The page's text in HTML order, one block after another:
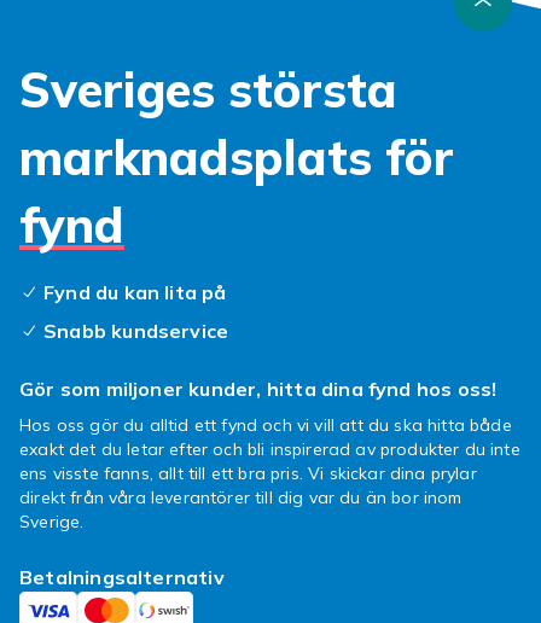
Sveriges största
marknadsplats för
fynd
Fynd du kan lita på
Snabb kundservice
Gör som miljoner kunder, hitta dina fynd hos oss!
Hos oss gör du alltid ett fynd och vi vill att du ska hitta både
exakt det du letar efter och bli inspirerad av produkter du inte
ens visste fanns, allt till ett bra pris. Vi skickar dina prylar
direkt från våra leverantörer till dig var du än bor inom
Sverige.
Betalningsalternativ